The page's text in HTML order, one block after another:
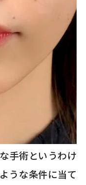
手術というわけ
うな条件に当て